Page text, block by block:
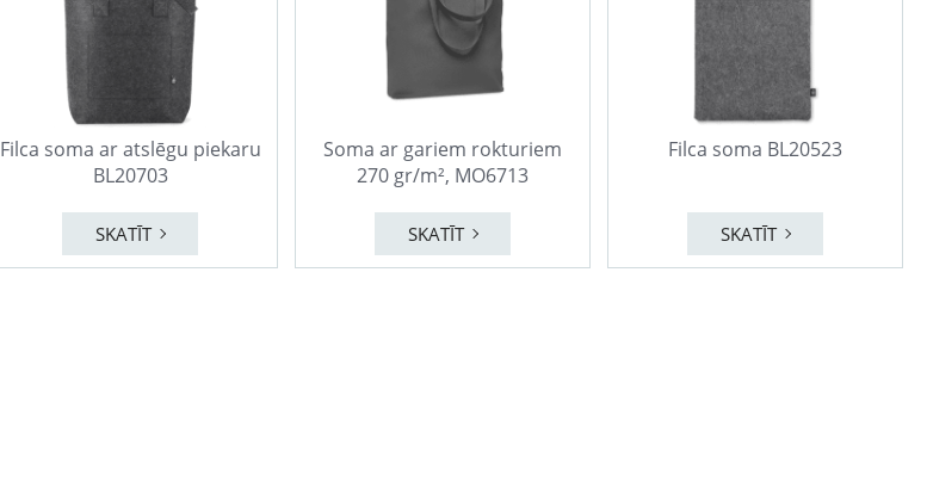
Filca soma ar atslēgu piekaru
BL20703
SKATĪT
Soma ar gariem rokturiem
270 gr/m², MO6713
SKATĪT
Filca soma BL20523
SKATĪT